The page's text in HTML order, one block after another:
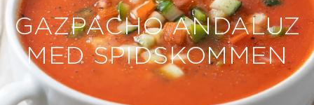
GAZPACHO ANDALUZ
MED SPIDSKOMMEN